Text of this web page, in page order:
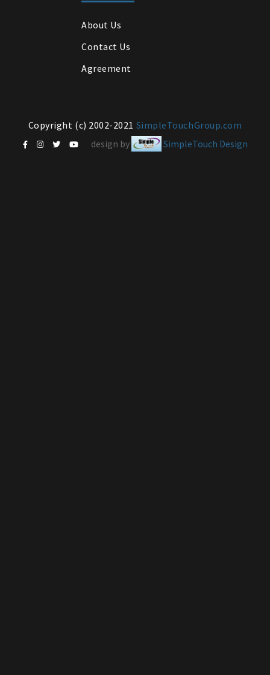
About Us
Contact Us
Agreement
Copyright (c) 2002-2021 SimpleTouchGroup.com
design by
SimpleTouch Design